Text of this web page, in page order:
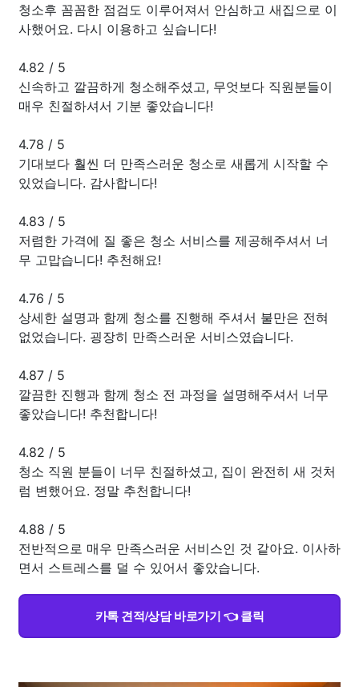
청소후 꼼꼼한 점검도 이루어져서 안심하고 새집으로 이
사했어요. 다시 이용하고 싶습니다!
4.82 / 5
신속하고 깔끔하게 청소해주셨고, 무엇보다 직원분들이
매우 친절하셔서 기분 좋았습니다!
4.78 / 5
기대보다 훨씬 더 만족스러운 청소로 새롭게 시작할 수
있었습니다. 감사합니다!
4.83 / 5
저렴한 가격에 질 좋은 청소 서비스를 제공해주셔서 너
무 고맙습니다! 추천해요!
4.76 / 5
상세한 설명과 함께 청소를 진행해 주셔서 불만은 전혀
없었습니다. 굉장히 만족스러운 서비스였습니다.
4.87 / 5
깔끔한 진행과 함께 청소 전 과정을 설명해주셔서 너무
좋았습니다! 추천합니다!
4.82 / 5
청소 직원 분들이 너무 친절하셨고, 집이 완전히 새 것처
럼 변했어요. 정말 추천합니다!
4.88 / 5
전반적으로 매우 만족스러운 서비스인 것 같아요. 이사하
면서 스트레스를 덜 수 있어서 좋았습니다.
카톡 견적/상담 바로가기 👈 클릭